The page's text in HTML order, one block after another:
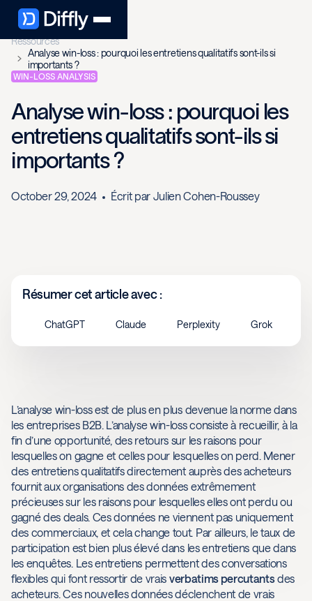
Ressources
Analyse win-loss : pourquoi les entretiens qualitatifs sont-ils si
importants ?
WIN-LOSS ANALYSIS
Analyse win-loss : pourquoi les
entretiens qualitatifs sont-ils si
importants ?
October 29, 2024 Écrit par Julien Cohen-Roussey
Résumer cet article avec :
ChatGPT Claude Perplexity Grok
L’analyse win-loss est de plus en plus devenue la norme dans
les entreprises B2B. L’analyse win-loss consiste à recueillir, à la
fin d’une opportunité, des retours sur les raisons pour
lesquelles on gagne et celles pour lesquelles on perd. Mener
des entretiens qualitatifs directement auprès des acheteurs
fournit aux organisations des données extrêmement
précieuses sur les raisons pour lesquelles elles ont perdu ou
gagné des deals. Ces données ne viennent pas uniquement
des commerciaux, et cela change tout. Par ailleurs, le taux de
participation est bien plus élevé dans les entretiens que dans
les enquêtes. Les entretiens permettent des conversations
flexibles qui font ressortir de vrais verbatims percutantsdes
acheteurs. Ces nouvelles données déclenchent de vrais